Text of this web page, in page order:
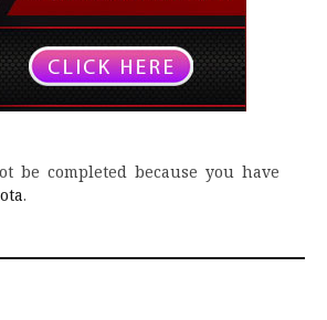
be completed because you have
.